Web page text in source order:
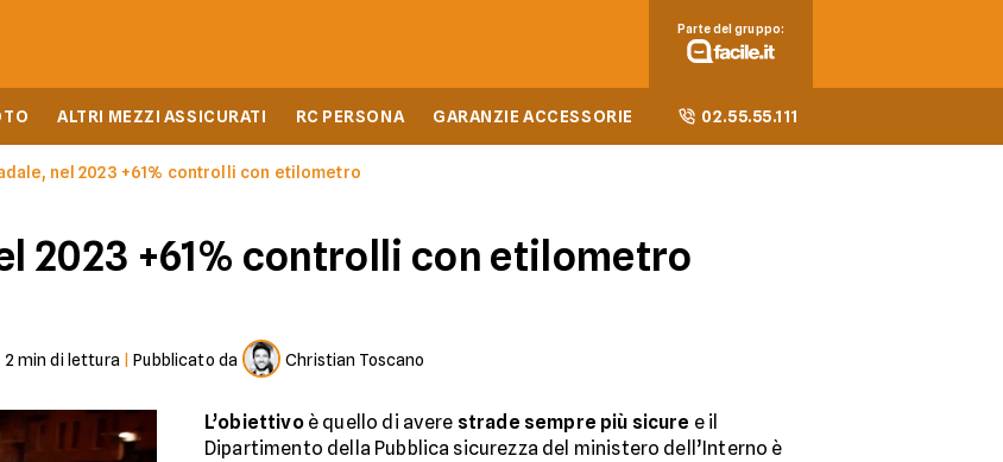
ALTRI MEZZI ASSICURATI RC PERSONA GARANZIE ACCESSORIE 02.55.55.111
Parte del gruppo:
nel 2023 +61% controlli con etilometro
2023 +61% controlli con etilometro
2 min di lettura |Pubblicato da Christian Toscano
L’obiettivoè quello di avere strade sempre più sicure e il
Dipartimento della Pubblica sicurezza del ministero dell’Interno è